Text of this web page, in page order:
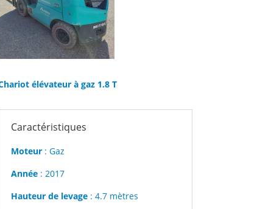
élévateur à gaz 1.8 T
Caractéristiques
Moteur : Gaz
Année : 2017
Hauteur de levage: 4.7 mètres